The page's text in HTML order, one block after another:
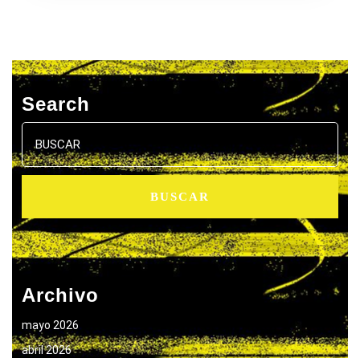
Search
Buscar:
Archivo
mayo 2026
abril 2026